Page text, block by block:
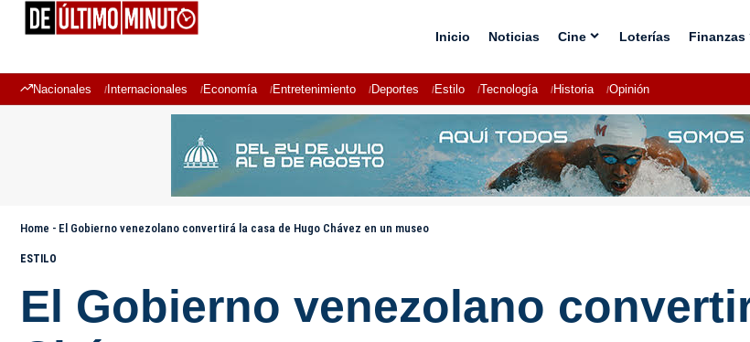
Inicio Noticias Cine Loterías Finanzas
Nacionales Internacionales Economía Entretenimiento Deportes Estilo Tecnología Historia Opinión
Home - El Gobierno venezolano convertirá la casa de Hugo Chávez en un museo
ESTILO
El Gobierno venezolano